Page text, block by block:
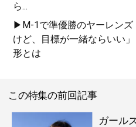
ら...
▶M-1で準優勝のヤーレンズ
けど、目標が一緒ならいい
形とは
この特集の前回記事
ガール